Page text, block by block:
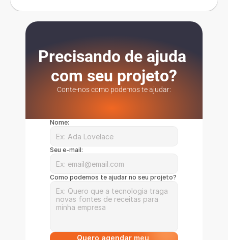
Precisando de ajuda
com seu projeto?
Conte-nos como podemos te ajudar:
Nome:
Seu e-mail:
Como podemos te ajudar no seu projeto?
Quero agendar meu